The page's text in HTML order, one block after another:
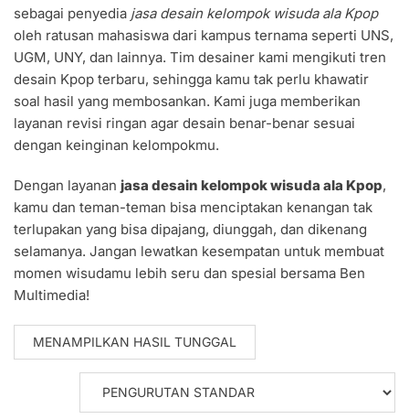
sebagai penyedia jasa desain kelompok wisuda ala Kpop
oleh ratusan mahasiswa dari kampus ternama seperti UNS,
UGM, UNY, dan lainnya. Tim desainer kami mengikuti tren
desain Kpop terbaru, sehingga kamu tak perlu khawatir
soal hasil yang membosankan. Kami juga memberikan
layanan revisi ringan agar desain benar-benar sesuai
dengan keinginan kelompokmu.
Dengan layanan jasa desain kelompok wisuda ala Kpop,
kamu dan teman-teman bisa menciptakan kenangan tak
terlupakan yang bisa dipajang, diunggah, dan dikenang
selamanya. Jangan lewatkan kesempatan untuk membuat
momen wisudamu lebih seru dan spesial bersama Ben
Multimedia!
MENAMPILKAN HASIL TUNGGAL